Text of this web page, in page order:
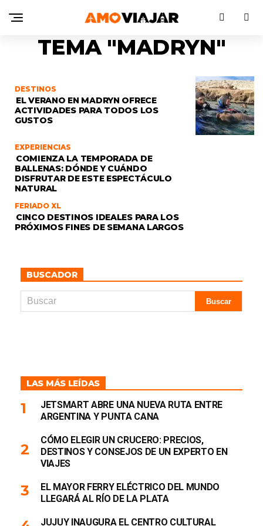
TEMA "MADRYN"
DESTINOS
EL VERANO EN MADRYN OFRECE
ACTIVIDADES PARA TODOS LOS
GUSTOS
EXPERIENCIAS
COMIENZA LA TEMPORADA DE
BALLENAS: DÓNDE Y CUÁNDO
DISFRUTAR DE ESTE ESPECTÁCULO
NATURAL
FERIADO XL
CINCO DESTINOS IDEALES PARA LOS
PRÓXIMOS FINES DE SEMANA LARGOS
BUSCADOR
LAS MÁS LEÍDAS
JETSMART ABRE UNA NUEVA RUTA ENTRE
ARGENTINA Y PUNTA CANA
CÓMO ELEGIR UN CRUCERO: PRECIOS,
DESTINOS Y CONSEJOS DE UN EXPERTO EN
VIAJES
EL MAYOR FERRY ELÉCTRICO DEL MUNDO
LLEGARÁ AL RÍO DE LA PLATA
JUJUY INAUGURA EL CENTRO CULTURAL